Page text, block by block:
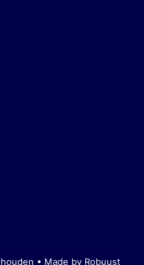
• Made by Robuust